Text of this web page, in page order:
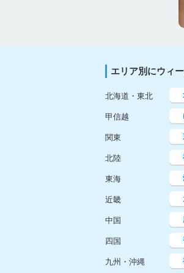
エリア別にウィ
北海道・東北
甲信越
関東
北陸
東海
近畿
中国
四国
九州・沖縄